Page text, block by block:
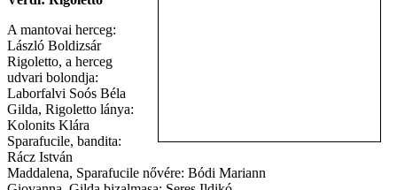
A mantovai herceg:
László Boldizsár
Rigoletto, a herceg
udvari bolondja:
Laborfalvi Soós Béla
Gilda, Rigoletto lánya:
Kolonits Klára
Sparafucile, bandita:
Rácz István
Maddalena, Sparafucile nővére: Bódi Mariann